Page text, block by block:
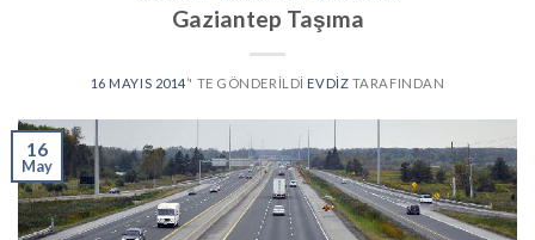
Gaziantep Taşıma
16 MAYIS 2014’' TE GÖNDERILDI EVDIZ TARAFINDAN
16
May